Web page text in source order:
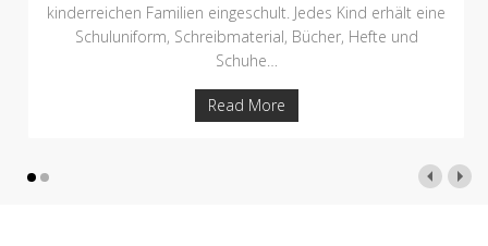
kinderreichen Familien eingeschult. Jedes Kind erhält eine
Schuluniform, Schreibmaterial, Bücher, Hefte und
Schuhe
Read More